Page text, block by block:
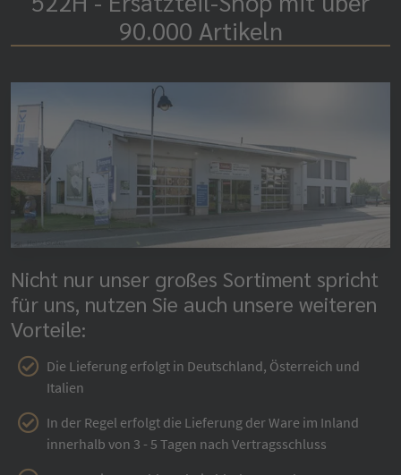
90.000 Artikeln
Nicht nur unser großes Sortiment spricht
für uns, nutzen Sie auch unsere weiteren
Vorteile:
Die Lieferung erfolgt in Deutschland, Österreich und
Italien
In der Regel erfolgt die Lieferung der Ware im Inland
innerhalb von 3 - 5 Tagen nach Vertragsschluss